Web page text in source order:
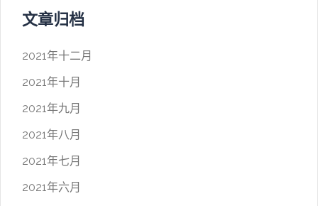
文章归档
2021年十二月
2021年十月
2021年九月
2021年八月
2021年七月
2021年六月